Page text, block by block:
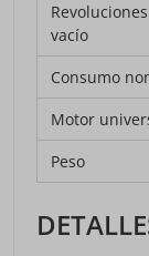
vacío
Consumo
Motor
Peso